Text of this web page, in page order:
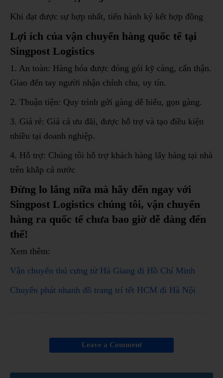
Khi đạt được sự hợp nhất, tiến hành ký kết hợp đồng
Lợi ích của vận chuyển hàng quốc tế tại
Singpost Logistics
1. An toàn: Hàng hóa được đóng gói kỹ càng, cẩn thận.
Giao đến tay người nhận chỉnh chu, uy tín.
2. Thuận tiện: Quy trình gửi gàng dễ hiểu, gọn gàng.
3. Giá rẻ: Giá cả ưu đãi, được hỗ trợ và tạo điều kiện
nhiều tại doanh nghiệp.
4. Hỗ trợ: Chúng tôi hỗ trợ khách hàng lấy hàng tại nhà
trên khắp cả nước
Đừng lo lắng nữa mà hãy đến ngay với
Singpost Logistics chúng tôi, vận chuyển
hàng ra quốc tế chưa bao giờ dễ dàng đến
thế!
Xem thêm:
Vận chuyển thú cưng từ Hà Giang đi Hồ Chí Minh
Chuyển phát nhanh đồ trang trí tết HCM đi Hà Nội
Leave a Comment